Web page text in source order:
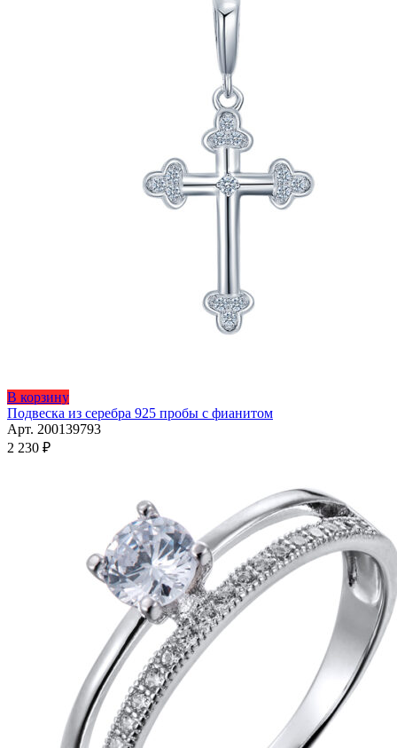
В корзинуЭтот
товар
имеет
странице
товара.
Подвеска из серебра 925 пробы с фианитом
Арт. 200139793
2 230 ₽